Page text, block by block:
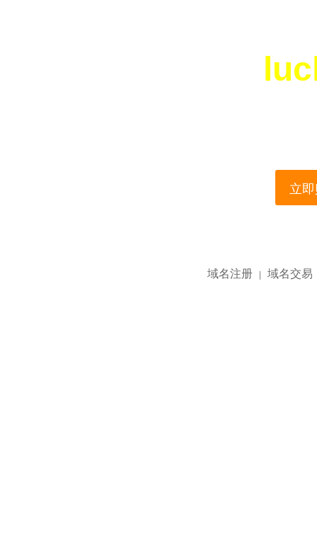
立
域名注册 | 域名交易